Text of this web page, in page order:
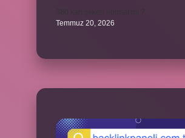
Temmuz 20, 2026